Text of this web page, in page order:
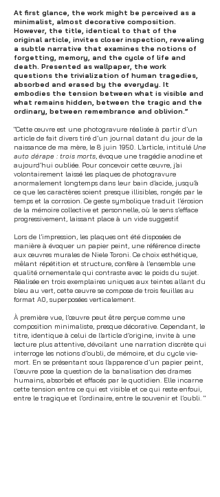
At first glance, the work might be perceived as a
minimalist, almost decorative composition.
However, the title, identical to that of the
original article, invites closer inspection, revealing
a subtle narrative that examines the notions of
forgetting, memory, and the cycle of life and
death. Presented as wallpaper, the work
questions the trivialization of human tragedies,
absorbed and erased by the everyday. It
embodies the tension between what is visible and
what remains hidden, between the tragic and the
ordinary, between remembrance and oblivion.”
"Cette œuvre est une photogravure réalisée à partir d’un
article de fait divers tiré d’un journal datant du jour de la
naissance de ma mère, le 8 juin 1950. L’article, intitulé Une
auto dérape : trois morts, évoque une tragédie anodine et
aujourd’hui oubliée. Pour concevoir cette œuvre, j’ai
volontairement laissé les plaques de photogravure
anormalement longtemps dans leur bain d’acide, jusqu’à
ce que les caractères soient presque illisibles, rongés par le
temps et la corrosion. Ce geste symbolique traduit l’érosion
de la mémoire collective et personnelle, où le sens s’efface
progressivement, laissant place à un vide suggestif.
Lors de l’impression, les plaques ont été disposées de
manière à évoquer un papier peint, une référence directe
aux œuvres murales de Niele Toroni. Ce choix esthétique,
mêlant répétition et structure, confère à l’ensemble une
qualité ornementale qui contraste avec le poids du sujet.
Réalisée en trois exemplaires uniques aux teintes allant du
bleu au vert, cette œuvre se compose de trois feuilles au
format A0, superposées verticalement.
À première vue, l’œuvre peut être perçue comme une
composition minimaliste, presque décorative. Cependant, le
titre, identique à celui de l’article d’origine, invite à une
lecture plus attentive, dévoilant une narration discrète qui
interroge les notions d’oubli, de mémoire, et du cycle vie-
mort. En se présentant sous l’apparence d’un papier peint,
l’œuvre pose la question de la banalisation des drames
humains, absorbés et effacés par le quotidien. Elle incarne
cette tension entre ce qui est visible et ce qui reste enfoui,
entre le tragique et l’ordinaire, entre le souvenir et l’oubli. "